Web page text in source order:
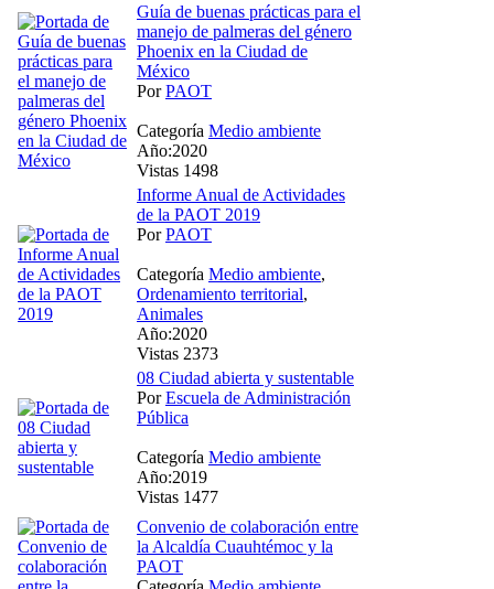
Guía de buenas prácticas para el
manejo de palmeras del género
Phoenix en la Ciudad de
México
PorPAOT
Categoría Medio ambiente
Año:2020
Vistas 1498
Informe Anual de Actividades
de la PAOT 2019
PorPAOT
Categoría Medio ambiente,
Ordenamiento territorial,
Animales
Año:2020
Vistas 2373
08 Ciudad abierta y sustentable
PorEscuela de Administración
Pública
Categoría Medio ambiente
Año:2019
Vistas 1477
Convenio de colaboración entre
la Alcaldía Cuauhtémoc y la
PAOT